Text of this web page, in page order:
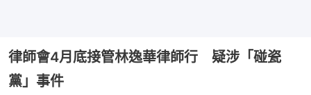
律師會4月底接管林逸華律師行 疑涉「碰瓷
黨」事件